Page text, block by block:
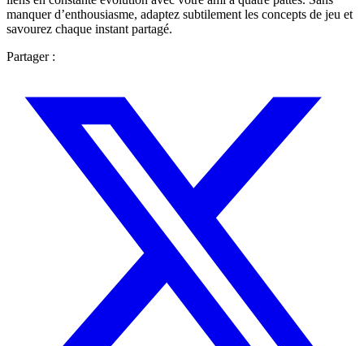
manquer d’enthousiasme, adaptez subtilement les concepts de jeu et
savourez chaque instant partagé.
Partager :